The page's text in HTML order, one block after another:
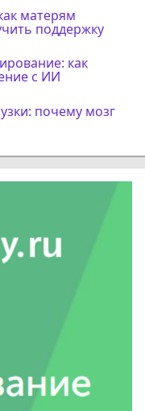
матерям
поддержку
как
с ИИ
почему мозг